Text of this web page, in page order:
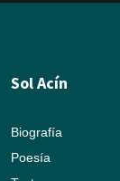
Sol Acín
Biografía
Poesía